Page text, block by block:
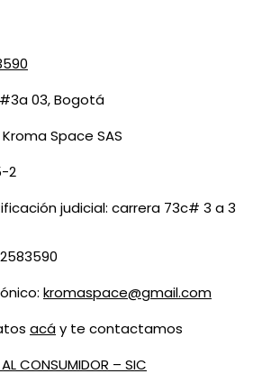
03, Bogotá
Space SAS
2
judicial: carrera 73c# 3 a 3
kromaspace@gmail.com
acáy te contactamos
CONSUMIDOR – SIC